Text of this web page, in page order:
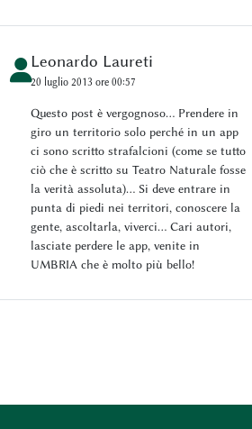
Leonardo Laureti
20 luglio 2013 ore 00:57
Questo post è vergognoso... Prendere in
giro un territorio solo perché in un app
ci sono scritto strafalcioni (come se tutto
ciò che è scritto su Teatro Naturale fosse
la verità assoluta)... Si deve entrare in
punta di piedi nei territori, conoscere la
gente, ascoltarla, viverci... Cari autori,
lasciate perdere le app, venite in
UMBRIA che è molto più bello!